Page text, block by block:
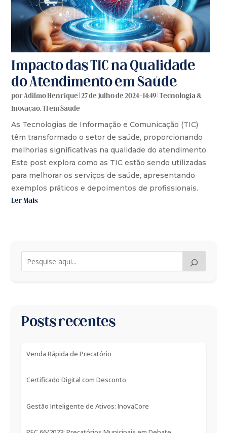
Impacto das TIC na Qualidade
do Atendimento em Saúde
porAdilmo Henrique|27 de julho de 2024 - 14:49|Tecnologia &
Inovação,TI em Saúde
As Tecnologias de Informação e Comunicação (TIC)
têm transformado o setor de saúde, proporcionando
melhorias significativas na qualidade do atendimento.
Este post explora como as TIC estão sendo utilizadas
para melhorar os serviços de saúde, apresentando
exemplos práticos e depoimentos de profissionais.
Ler Mais
Posts recentes
Venda Rápida de Precatório
Certificado Digital com Desconto
Gestão Inteligente de Ativos: InovaCore